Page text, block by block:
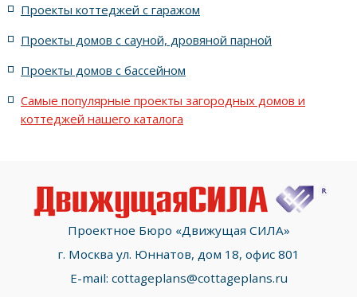
с террасой и 6 комнатами
Проекты коттеджей с гаражом
Проекты домов с сауной, дровяной парной
Проекты домов с бассейном
Самые популярные проекты загородных домов и
коттеджей нашего каталога
Проектное Бюро «Движущая СИЛА»
г. Москва ул. Юннатов, дом 18, офис 801
E-mail: cottageplans@cottageplans.ru